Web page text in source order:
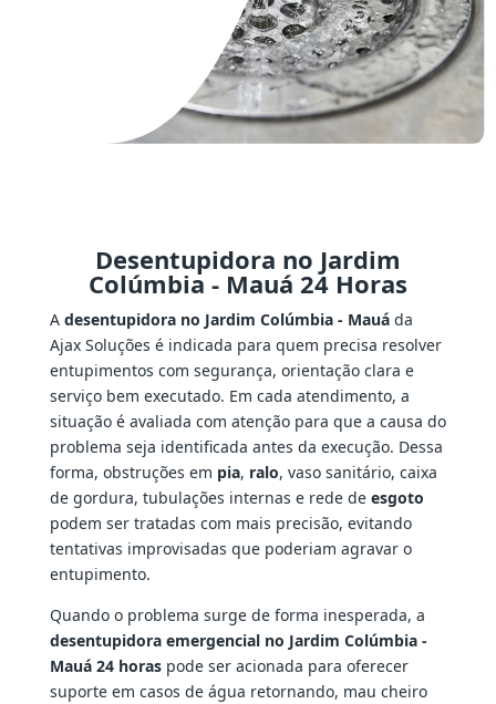
Desentupidora no Jardim
Colúmbia - Mauá 24 Horas
A desentupidora no Jardim Colúmbia - Mauáda
Ajax Soluções é indicada para quem precisa resolver
entupimentos com segurança, orientação clara e
serviço bem executado. Em cada atendimento, a
situação é avaliada com atenção para que a causa do
problema seja identificada antes da execução. Dessa
forma, obstruções em pia, ralo, vaso sanitário, caixa
de gordura, tubulações internas e rede de esgoto
podem ser tratadas com mais precisão, evitando
tentativas improvisadas que poderiam agravar o
entupimento.
Quando o problema surge de forma inesperada, a
desentupidora emergencial no Jardim Colúmbia -
Mauá 24 horaspode ser acionada para oferecer
suporte em casos de água retornando, mau cheiro